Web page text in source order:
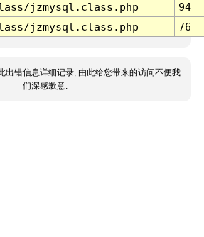
jzmysql.class.php
94
jzmysql.class.php 76
出错信息详细记录, 由此给您带来的访问不便我
们深感歉意.